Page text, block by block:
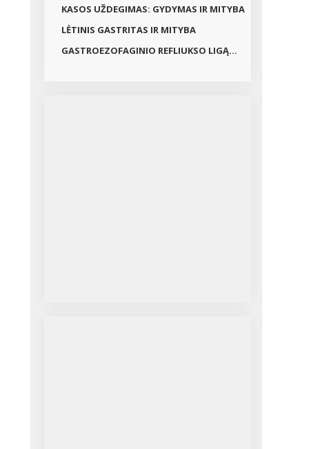
KASOS UŽDEGIMAS: GYDYMAS IR MITYBA
LĖTINIS GASTRITAS IR MITYBA
GASTROEZOFAGINIO REFLIUKSO LIGĄ...